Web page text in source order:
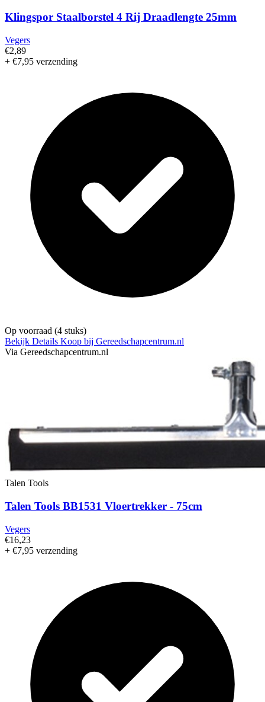
Klingspor Staalborstel 4 Rij Draadlengte 25mm
Vegers
€2,89
+ €7,95 verzending
Op voorraad (4 stuks)
Bekijk Details Koop bij Gereedschapcentrum.nl
Via Gereedschapcentrum.nl
Talen Tools
Talen Tools BB1531 Vloertrekker - 75cm
Vegers
€16,23
+ €7,95 verzending